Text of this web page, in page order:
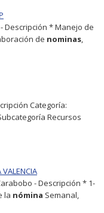
Descripción * Manejo de
de nominas
Categoría:
Recursos
VALENCIA
- Descripción * 1-
la nómina Semanal,